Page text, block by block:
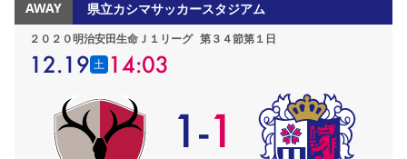
AWAY 県立カシマサッカースタジアム
２０２０明治安田生命Ｊ１リーグ 第３４節第１日
12.19 土 14:03
1-1